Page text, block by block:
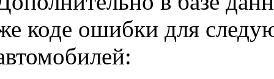
коде ошибки для